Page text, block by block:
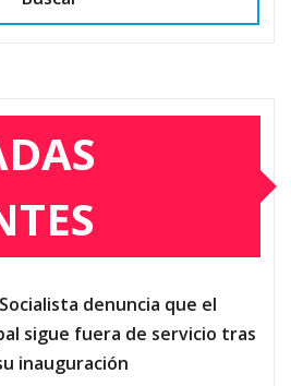
denuncia que el
sigue fuera de servicio tras
inauguración